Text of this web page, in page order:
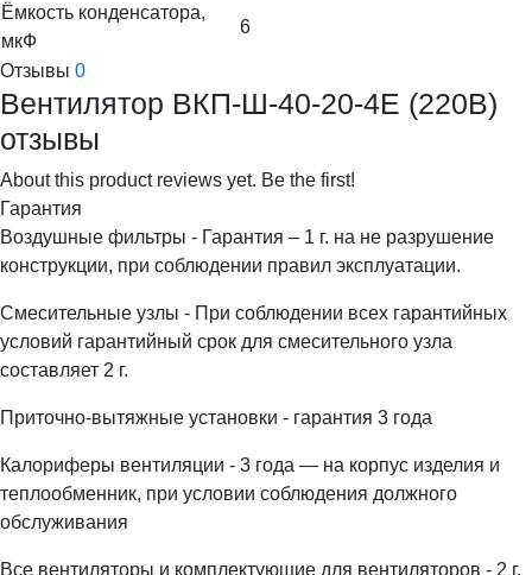
Ёмкость конденсатора,
мкФ
6
Отзывы 0
Вентилятор ВКП-Ш-40-20-4Е (220В)
отзывы
About this product reviews yet. Be the first!
Гарантия
Воздушные фильтры - Гарантия – 1 г. на не разрушение
конструкции, при соблюдении правил эксплуатации.
Смесительные узлы - При соблюдении всех гарантийных
условий гарантийный срок для смесительного узла
составляет 2 г.
Приточно-вытяжные установки - гарантия 3 года
Калориферы вентиляции - 3 года — на корпус изделия и
теплообменник, при условии соблюдения должного
обслуживания
Все вентиляторы и комплектующие для вентиляторов - 2 г.